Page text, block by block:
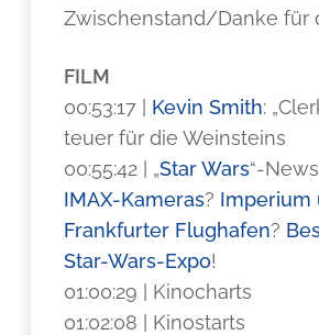
Zwischenstand/Danke für
FILM
00:53:17 | Kevin Smith:
teuer für die Weinsteins
00:55:42 | „Star Wars“-
IMAX-Kameras? Imperium
Frankfurter Flughafen?
Star-Wars-Expo!
01:00:29 | Kinocharts
01:02:08 | Kinostarts